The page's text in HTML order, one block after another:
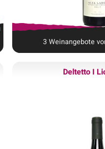
3 Weinangebote
Deltetto I